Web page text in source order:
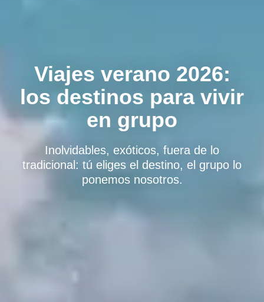
Viajes verano 2026:
los destinos para vivir
en grupo
Inolvidables, exóticos, fuera de lo
tradicional: tú eliges el destino, el grupo lo
ponemos nosotros.